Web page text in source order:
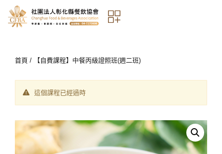
首頁 / 【自費課程】中餐丙級證照班(週二班)
這個課程已經過時